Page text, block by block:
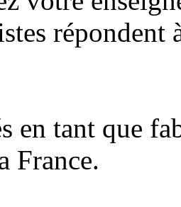
répondent
en tant que
France.